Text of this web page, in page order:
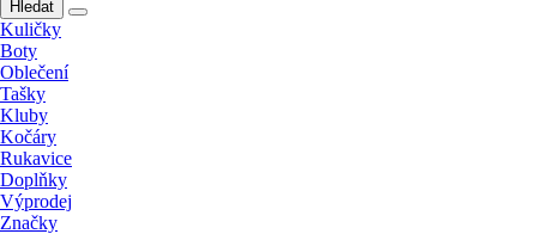
Hledat
Kuličky
Boty
Oblečení
Tašky
Kluby
Kočáry
Rukavice
Doplňky
Výprodej
Značky